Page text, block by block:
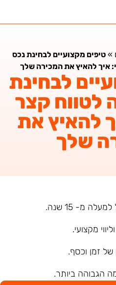
טיפים מקצועיים לבחינת נכס
איך להאיץ את המכירה שלך
לבחינת
לטווח קצר
להאיץ את
שלך
מ- 15 שנה.
מקצועי.
של זמן וכסף.
הגבוהה ביותר.